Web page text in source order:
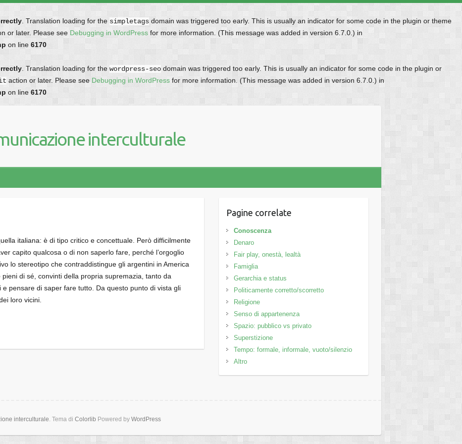
. Translation loading for the simpletags domain was triggered too early. This is usually an indicator for some code in the plugin or theme
or later. Please see Debugging in WordPress for more information. (This message was added in version 6.7.0.) in
on line 6170
. Translation loading for the wordpress-seo domain was triggered too early. This is usually an indicator for some code in the plugin or
action or later. Please seeDebugging in WordPress for more information. (This message was added in version 6.7.0.) in
on line 6170
interculturale
italiana: è di tipo critico e concettuale. Però difficilmente
capito qualcosa o di non saperlo fare, perché l’orgoglio
lo stereotipo che contraddistingue gli argentini in America
pieni di sé, convinti della propria supremazia, tanto da
pensare di saper fare tutto. Da questo punto di vista gli
loro vicini.
Pagine correlate
Conoscenza
Denaro
Fair play, onestà, lealtà
Famiglia
Gerarchia e status
Politicamente corretto/scorretto
Religione
Senso di appartenenza
Spazio: pubblico vs privato
Superstizione
Tempo: formale, informale, vuoto/silenzio
Altro
interculturale. Tema di Colorlib Powered by WordPress